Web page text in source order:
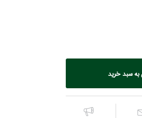
به سبد خرید